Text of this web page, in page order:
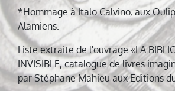
*Hommage à Italo Calvino, aux
Alamiens.
Liste extraite de l'ouvrage «LA
INVISIBLE, catalogue de livres
par Stéphane Mahieu aux Editions